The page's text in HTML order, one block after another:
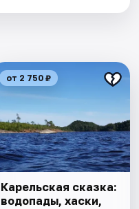
от 2 750 ₽
Карельская сказка:
водопады, хаски,